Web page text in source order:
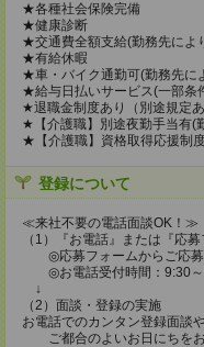
★各種社会保険完備
★健康診断
★交通費全額支給(勤務先によ
★有給休暇
★車・バイク通勤可(勤務先に
★給与日払いサービス(一部条
★退職金制度あり（別途規定
★【介護職】別途夜勤手当有(
★【介護職】資格取得応援制
登録について
≪来社不要の電話面談OK！≫
（1）『お電話』または『応
◎応募フォームからご応募
◎お電話受付時間：9:30～
↓
（2）面談・登録の実施
お電話でのカンタン登録面談
ご都合のよいお日にちをお